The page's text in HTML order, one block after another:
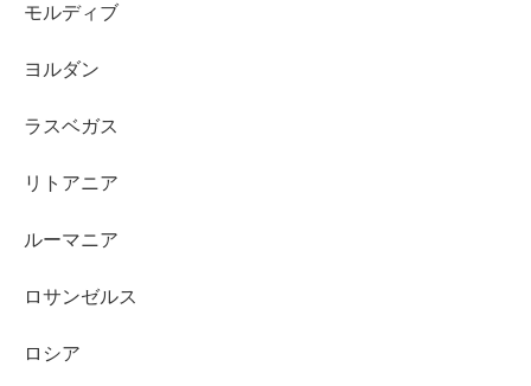
モルディブ
ヨルダン
ラスベガス
リトアニア
ルーマニア
ロサンゼルス
ロシア